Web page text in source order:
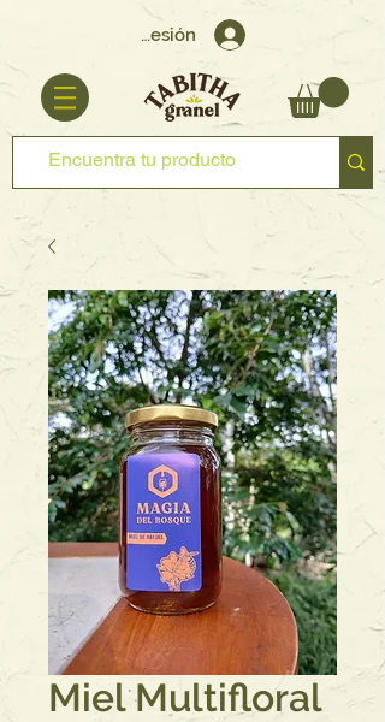
Iniciar sesión
Miel Multifloral